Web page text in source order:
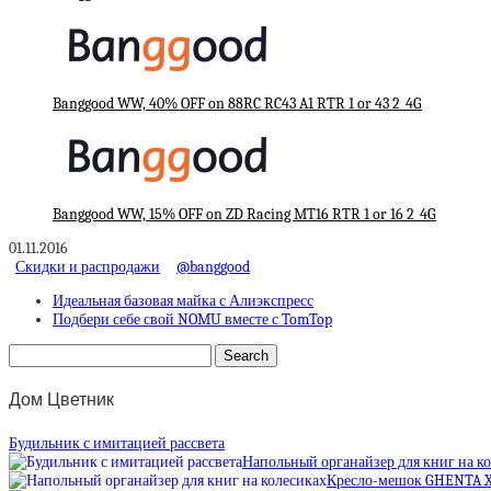
Banggood WW, 40% OFF on 88RC RC43 A1 RTR 1 or 43 2_4G
Banggood WW, 15% OFF on ZD Racing MT16 RTR 1 or 16 2_4G
01.11.2016
Скидки и распродажи
@banggood
Идеальная базовая майка с Алиэкспресс
Подбери себе свой NOMU вместе с TomTop
Дом Цветник
Будильник с имитацией рассвета
Напольный органайзер для книг на
Кресло-мешок GHENTA